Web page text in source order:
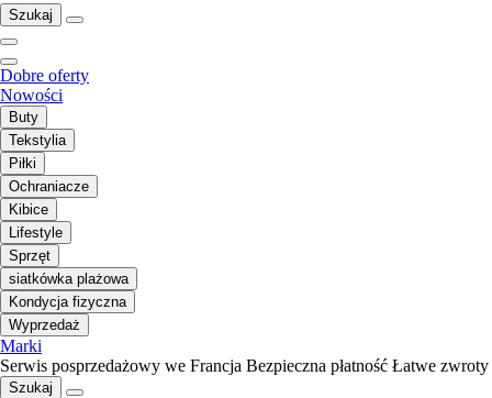
Szukaj
Dobre oferty
Nowości
Buty
Tekstylia
Piłki
Ochraniacze
Kibice
Lifestyle
Sprzęt
siatkówka plażowa
Kondycja fizyczna
Wyprzedaż
Marki
Serwis posprzedażowy we Francja Bezpieczna płatność Łatwe zwroty
Szukaj